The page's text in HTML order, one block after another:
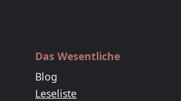
Das Wesentliche
Blog
Leseliste